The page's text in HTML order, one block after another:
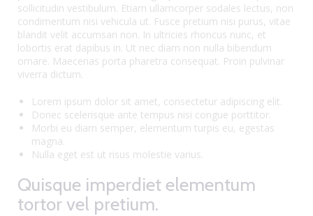
sollicitudin vestibulum. Etiam ullamcorper sodales lectus, non
condimentum nisi vehicula ut. Fusce pretium nisi purus, vitae
blandit velit accumsan non. In ultricies rhoncus nunc, et
lobortis erat dapibus in. Ut nec diam non nulla bibendum
ornare. Maecenas porta pharetra consequat. Proin pulvinar
viverra dictum.
Lorem ipsum dolor sit amet, consectetur adipiscing elit.
Donec scelerisque ante tempus nisi congue porttitor.
Morbi eu diam semper, elementum turpis eu, egestas
magna.
Nulla eget est ut risus molestie varius.
Quisque imperdiet elementum
tortor vel pretium.